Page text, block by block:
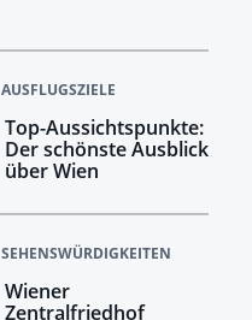
AUSFLUGSZIELE
Top-Aussichtspunkte:
Der schönste Ausblick
über Wien
SEHENSWÜRDIGKEITEN
Wiener
Zentralfriedhof